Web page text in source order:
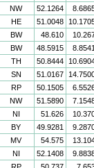
NW 52.1264
HE 51.0048
BW 48.610
BW 48.5915
TH 50.8444
SN 51.0167
RP 50.1505
NW 51.5890
NI 51.626
BY 49.9281
MV 54.575
NI 52.1408
RP 50.737